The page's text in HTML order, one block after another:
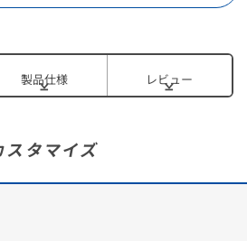
製品仕様 レビュー
スタマイズ